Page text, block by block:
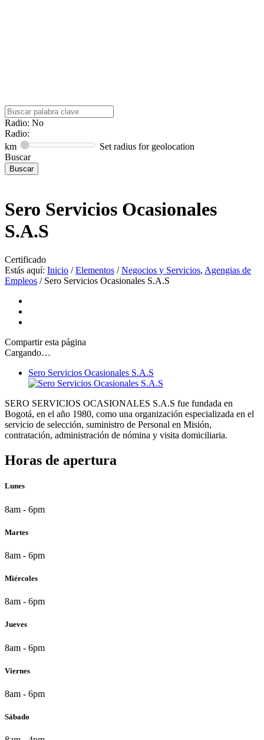
Radio: No
Radio:
km
Set radius for geolocation
Buscar
Sero Servicios Ocasionales
S.A.S
Certificado
Estás aquí: Inicio / Elementos / Negocios y Servicios, Agengias de
Empleos / Sero Servicios Ocasionales S.A.S
Compartir esta página
Cargando…
Sero Servicios Ocasionales S.A.S
SERO SERVICIOS OCASIONALES S.A.S fue fundada en
Bogotá, en el año 1980, como una organización especializada en el
servicio de selección, suministro de Personal en Misión,
contratación, administración de nómina y visita domiciliaria.
Horas de apertura
Lunes
8am - 6pm
Martes
8am - 6pm
Miércoles
8am - 6pm
Jueves
8am - 6pm
Viernes
8am - 6pm
Sábado